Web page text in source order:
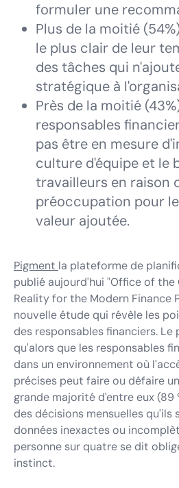
formuler une
Plus de la moitié
le plus clair de leur
des tâches qui
stratégique à
Près de la moitié
responsables
pas être en mesure
culture d'équipe et le
travailleurs en raison
préoccupation pour
valeur ajoutée.
Pigment la plateforme de
publié aujourd'hui "Office of the
Reality for the Modern Finance
nouvelle étude qui révèle les
des responsables financiers.
qu'alors que les responsables
dans un environnement où
précises peut faire ou défaire
grande majorité d'entre eux
des décisions mensuelles qu'ils
données inexactes ou
personne sur quatre se dit
instinct.